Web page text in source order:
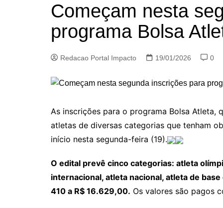
Mundo
Começam nesta
programa Bolsa
Redacao Portal Impacto 19/01/2026 0
As inscrições para o programa Bolsa Atleta,
atletas de diversas categorias que tenham
início nesta segunda-feira (19).
O edital prevê cinco categorias: atleta
internacional, atleta nacional, atleta de
410 a R$ 16.629,00. Os valores são pagos